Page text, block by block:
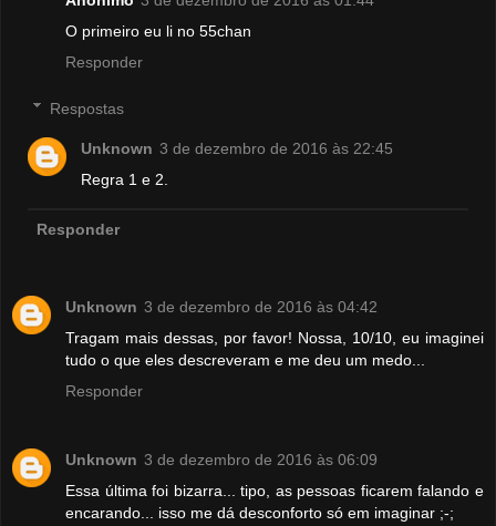
O primeiro eu li no 55chan
Responder
Respostas
Unknown 3 de dezembro de 2016 às 22:45
Regra 1 e 2.
Responder
Unknown 3 de dezembro de 2016 às 04:42
Tragam mais dessas, por favor! Nossa, 10/10, eu imaginei
tudo o que eles descreveram e me deu um medo...
Responder
Unknown 3 de dezembro de 2016 às 06:09
Essa última foi bizarra... tipo, as pessoas ficarem falando e
encarando... isso me dá desconforto só em imaginar ;-;